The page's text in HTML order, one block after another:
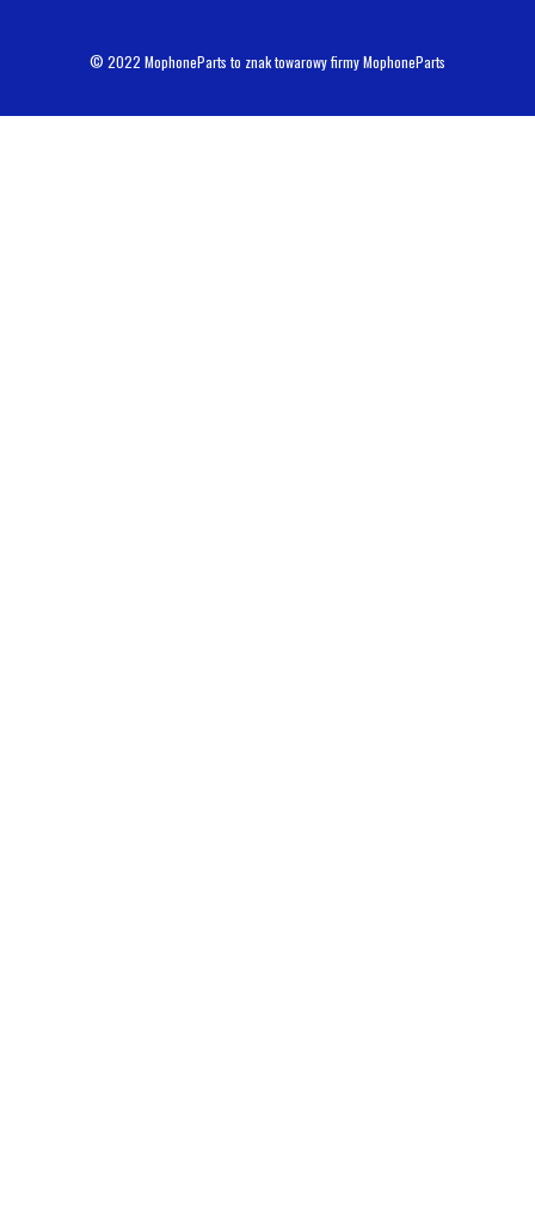
© 2022 MophoneParts to znak towarowy firmy MophoneParts